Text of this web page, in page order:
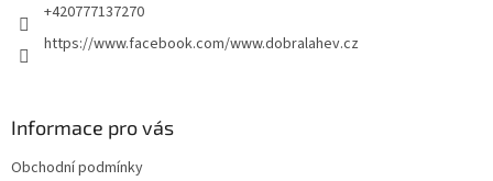
+420777137270
https://www.facebook.com/www.dobralahev.cz
Informace pro vás
Obchodní podmínky